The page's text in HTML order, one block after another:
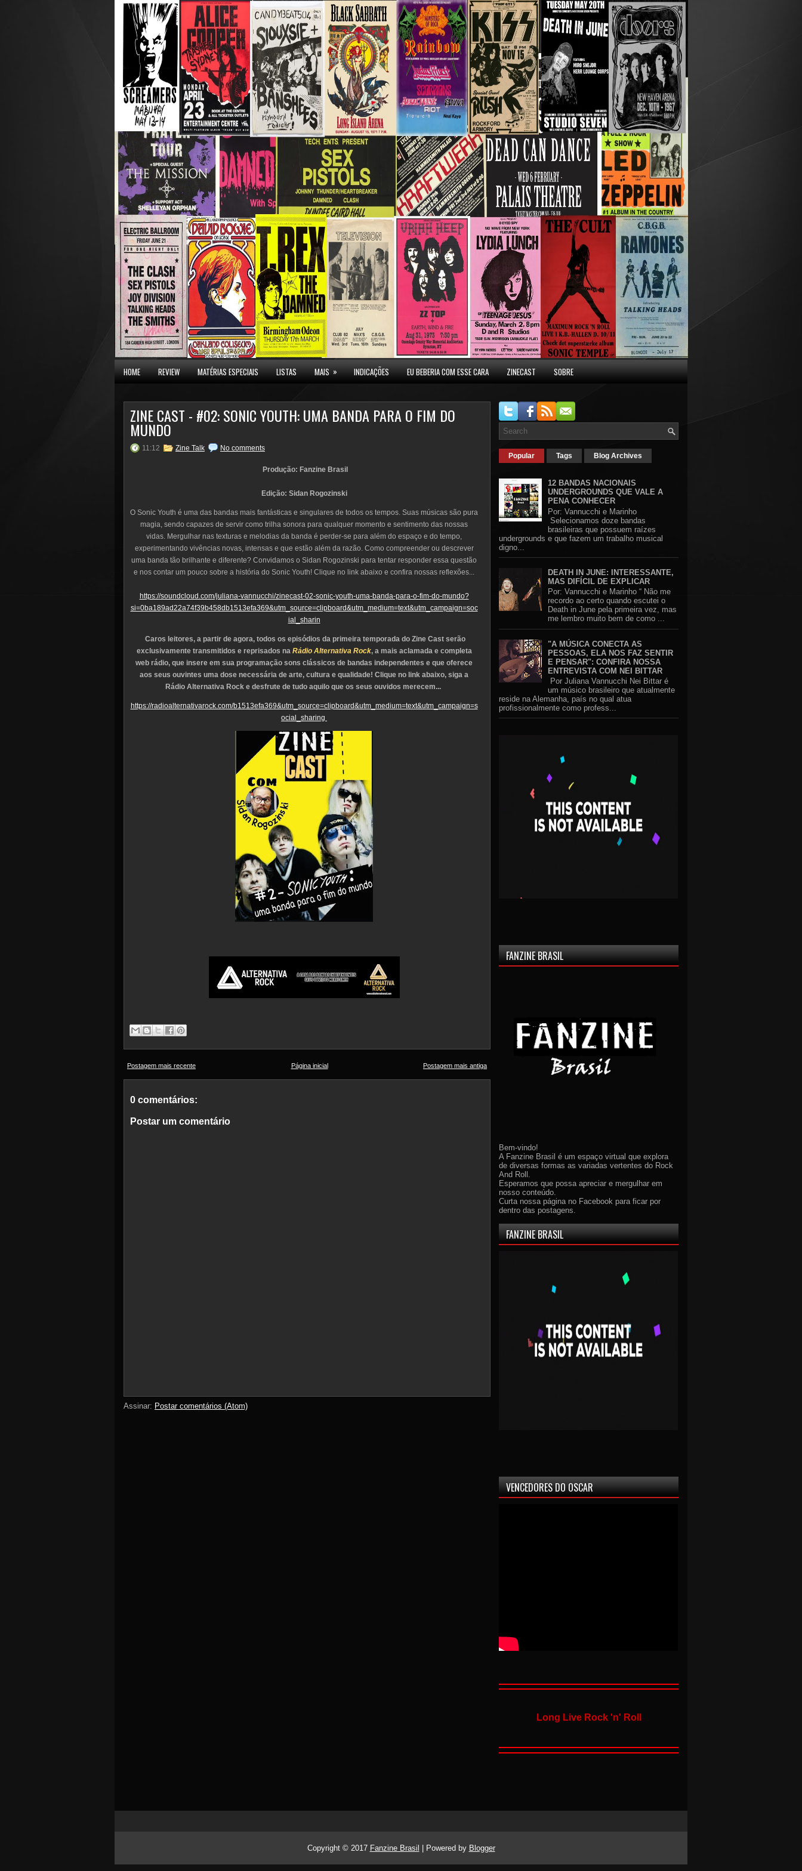
HOME REVIEW MATÉRIAS ESPECIAIS LISTAS MAIS » INDICAÇÕES EU BEBERIA COM ESSE CARA ZINECAST SOBRE
ZINE CAST - #02: SONIC YOUTH: UMA BANDA PARA O FIM DO
MUNDO
11:12 Zine Talk No comments
Produção: Fanzine Brasil
Edição: Sidan Rogozinski
O Sonic Youth é uma das bandas mais fantásticas e singulares de todos os tempos. Suas músicas são pura
magia, sendo capazes de servir como trilha sonora para qualquer momento e sentimento das nossas
vidas. Mergulhar nas texturas e melodias da banda é perder-se para além do espaço e do tempo,
experimentando vivências novas, intensas e que estão além da razão. Como compreender ou descrever
uma banda tão brilhante e diferente? Convidamos o Sidan Rogozinski para tentar responder essa questão
e nos contar um pouco sobre a história do Sonic Youth! Clique no link abaixo e confira nossas reflexões...
https://soundcloud.com/juliana-vannucchi/zinecast-02-sonic-youth-uma-banda-para-o-fim-do-mundo?
si=0ba189ad22a74f39b458db1513efa369&utm_source=clipboard&utm_medium=text&utm_campaign=soc
ial_sharin
Caros leitores, a partir de agora, todos os episódios da primeira temporada do Zine Cast serão
exclusivamente transmitidos e reprisados naRádio Alternativa Rock, a mais aclamada e completa
web rádio, que insere em sua programação sons clássicos de bandas independentes e que oferece
aos seus ouvintes uma dose necessária de arte, cultura e qualidade! Clique no link abaixo, siga a
Rádio Alternativa Rock e desfrute de tudo aquilo que os seus ouvidos merecem...
https://radioalternativarock.com/b1513efa369&utm_source=clipboard&utm_medium=text&utm_campaign=s
ocial_sharing
Postagem mais recente Postagem mais antiga
Página inicial
0 comentários:
Postar um comentário
Assinar: Postar comentários (Atom)
Popular Tags Blog Archives
12 BANDAS NACIONAIS
UNDERGROUNDS QUE VALE A
PENA CONHECER
Por: Vannucchi e Marinho
Selecionamos doze bandas
brasileiras que possuem raízes
undergrounds e que fazem um trabalho musical
digno...
DEATH IN JUNE: INTERESSANTE,
MAS DIFÍCIL DE EXPLICAR
Por: Vannucchi e Marinho “ Não me
recordo ao certo quando escutei o
Death in June pela primeira vez, mas
me lembro muito bem de como ...
"A MÚSICA CONECTA AS
PESSOAS, ELA NOS FAZ SENTIR
E PENSAR": CONFIRA NOSSA
ENTREVISTA COM NEI BITTAR
Por Juliana Vannucchi Nei Bittar é
um músico brasileiro que atualmente
reside na Alemanha, país no qual atua
profissionalmente como profess...
FANZINE BRASIL
Bem-vindo!
A Fanzine Brasil é um espaço virtual que explora
de diversas formas as variadas vertentes do Rock
And Roll.
Esperamos que possa apreciar e mergulhar em
nosso conteúdo.
Curta nossa página no Facebook para ficar por
dentro das postagens.
FANZINE BRASIL
VENCEDORES DO OSCAR
Long Live Rock 'n' Roll
Copyright © 2017 Fanzine Brasil | Powered by Blogger